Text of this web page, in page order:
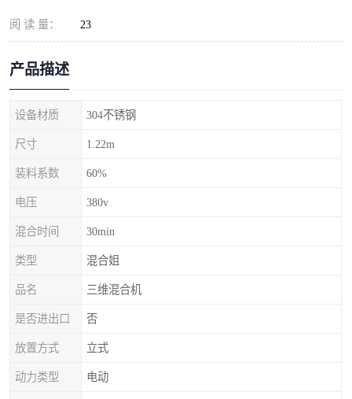
阅 读 量： 23
产品描述
设备材质 304不锈钢
尺寸 1.22m
装料系数 60%
电压 380v
混合时间 30min
类型 混合姐
品名 三维混合机
是否进出口 否
放置方式 立式
动力类型 电动